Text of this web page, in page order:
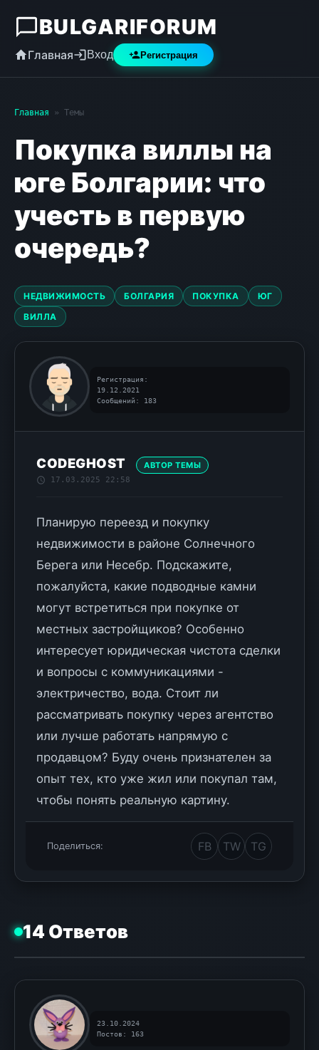
BULGARIFORUM
Главная Вход Регистрация
Главная » Темы
Покупка виллы на
юге Болгарии: что
учесть в первую
очередь?
НЕДВИЖИМОСТЬ БОЛГАРИЯ ПОКУПКА
ЮГ
ВИЛЛА
Регистрация:
19.12.2021
Сообщений: 183
CODEGHOST АВТОР ТЕМЫ
17.03.2025 22:58
Планирую переезд и покупку
недвижимости в районе Солнечного
Берега или Несебр. Подскажите,
пожалуйста, какие подводные камни
могут встретиться при покупке от
местных застройщиков? Особенно
интересует юридическая чистота сделки
и вопросы с коммуникациями -
электричество, вода. Стоит ли
рассматривать покупку через агентство
или лучше работать напрямую с
продавцом? Буду очень признателен за
опыт тех, кто уже жил или покупал там,
чтобы понять реальную картину.
Поделиться: FB TW TG
14 Ответов
23.10.2024
Постов: 163